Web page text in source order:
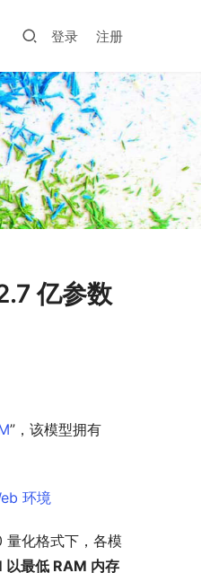
登录 注册
亿参数
”，该模型拥有
量化格式下，各模
最低 RAM 内存